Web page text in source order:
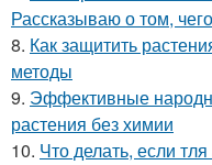
Рассказываю о том,
8. Как защитить
методы
9. Эффективные
растения без химии
10. Что делать, если